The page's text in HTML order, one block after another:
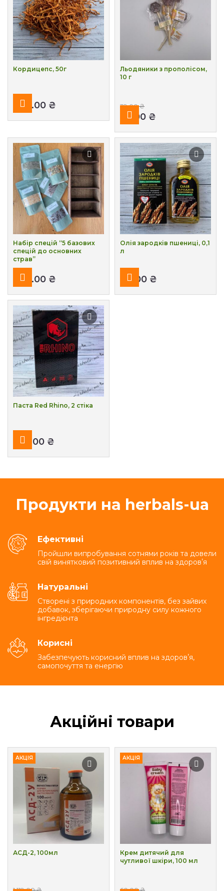
Кордицепс, 50г
₴
Льодяники з прополісом,
10 г
38.00₴
28.00 ₴
Набір спецій “5 базових
спецій до основних
страв”
₴
Олія зародків пшениці, 0,1
л
₴
Паста Red Rhino, 2 стіка
₴
Продукти на herbals-ua
Ефективні
Пройшли випробування сотнями років та довели
свій винятковий позитивний вплив на здоровʼя
Натуральні
Створені з природних компонентів, без зайвих
добавок, зберігаючи природну силу кожного
інгредієнта
Корисні
Забезпечують корисний вплив на здоровʼя,
самопочуття та енергію
Акційні товари
АКЦІЯ
АСД-2, 100мл
АКЦІЯ
Крем дитячий для
чутливої шкіри, 100 мл